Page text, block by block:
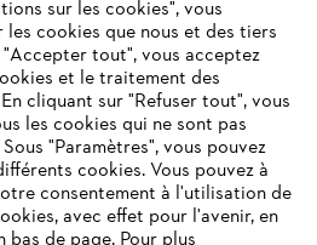
données
INTERNET
EN CHARGE
Internet que nous ne prenons plus
de notre site ne
Pour une utilisation
vous recommandons de passer à
:
sur les cookies", vous
cookies que nous et des tiers
tout", vous acceptez
et le traitement des
cliquant sur "Refuser tout", vous
les cookies qui ne sont pas
"Paramètres", vous pouvez
cookies. Vous pouvez à
consentement à l'utilisation de
avec effet pour l'avenir, en